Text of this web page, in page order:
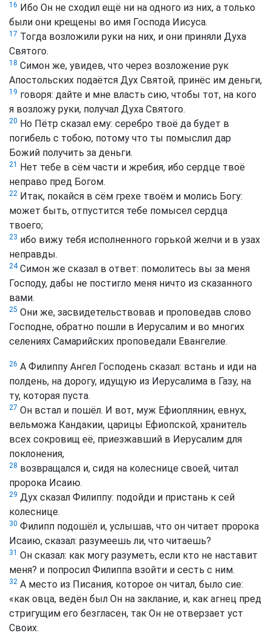
16 Ибо Он не сходил ещё ни на одного из них, а только
были они крещены во имя Господа Иисуса.
17 Тогда возложили руки на них, и они приняли Духа
Святого.
18 Симон же, увидев, что через возложение рук
Апостольских подаётся Дух Святой, принёс им деньги,
19 говоря: дайте и мне власть сию, чтобы тот, на кого
я возложу руки, получал Духа Святого.
20 Но Пётр сказал ему: серебро твоё да будет в
погибель с тобою, потому что ты помыслил дар
Божий получить за деньги.
21
Нет тебе в сём части и жребия, ибо сердце твоё
неправо пред Богом.
22 Итак, покайся в сём грехе твоём и молись Богу:
может быть, отпустится тебе помысел сердца
твоего;
23 ибо вижу тебя исполненного горькой желчи и в узах
неправды.
24Симон же сказал в ответ: помолитесь вы за меня
Господу, дабы не постигло меня ничто из сказанного
вами.
25 Они же, засвидетельствовав и проповедав слово
Господне, обратно пошли в Иерусалим и во многих
селениях Самарийских проповедали Евангелие.
26 А Филиппу Ангел Господень сказал: встань и иди на
полдень, на дорогу, идущую из Иерусалима в Газу, на
ту, которая пуста.
27 Он встал и пошёл. И вот, муж Ефиоплянин, евнух,
вельможа Кандакии, царицы Ефиопской, хранитель
всех сокровищ её, приезжавший в Иерусалим для
поклонения,
28 возвращался и, сидя на колеснице своей, читал
пророка Исаию.
29 Дух сказал Филиппу: подойди и пристань к сей
колеснице.
30 Филипп подошёл и, услышав, что он читает пророка
Исаию, сказал: разумеешь ли, что читаешь?
31 Он сказал: как могу разуметь, если кто не наставит
меня? и попросил Филиппа взойти и сесть с ним.
32 А место из Писания, которое он читал, было сие:
«как овца, ведён был Он на заклание, и, как агнец пред
стригущим его безгласен, так Он не отверзает уст
Своих.